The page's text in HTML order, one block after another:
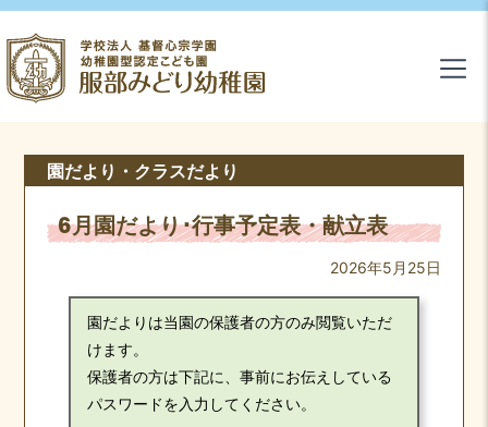
園だより・クラスだより
6月園だより･行事予定表・献立表
2026年5月25日
園だよりは当園の保護者の方のみ閲覧いただ
けます。
保護者の方は下記に、事前にお伝えしている
パスワードを入力してください。